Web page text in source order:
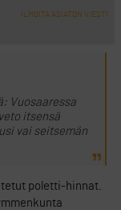
ILMOITA ASIATON VIESTI
Vuosaaressa
itsensä
vai seitsemän
poletti-hinnat.